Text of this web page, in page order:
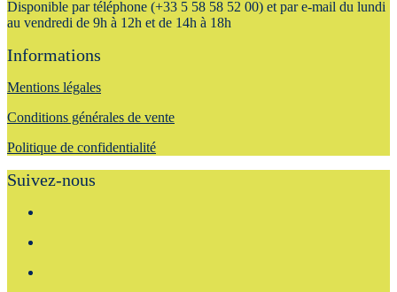
Disponible par téléphone (+33 5 58 58 52 00) et par e-mail du lundi
au vendredi de 9h à 12h et de 14h à 18h
Informations
Mentions légales
Conditions générales de vente
Politique de confidentialité
Suivez-nous